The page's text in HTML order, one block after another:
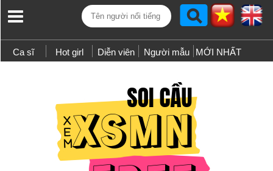
Ca sĩ Hot girl Diễn viên Người mẫu MỚI NHẤT